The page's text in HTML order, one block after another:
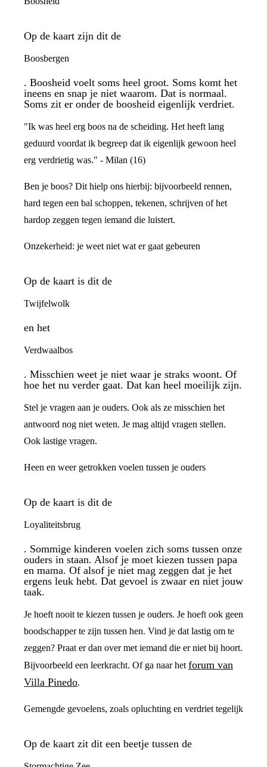
Op de kaart zijn dit de
Boosbergen
. Boosheid voelt soms heel groot. Soms komt het
ineens en snap je niet waarom. Dat is normaal.
Soms zit er onder de boosheid eigenlijk verdriet.
"Ik was heel erg boos na de scheiding. Het heeft lang
geduurd voordat ik begreep dat ik eigenlijk gewoon heel
erg verdrietig was." - Milan (16)
Ben je boos? Dit hielp ons hierbij: bijvoorbeeld rennen,
hard tegen een bal schoppen, tekenen, schrijven of het
hardop zeggen tegen iemand die luistert.
Onzekerheid: je weet niet wat er gaat gebeuren
Op de kaart is dit de
Twijfelwolk
en het
Verdwaalbos
. Misschien weet je niet waar je straks woont. Of
hoe het nu verder gaat. Dat kan heel moeilijk zijn.
Stel je vragen aan je ouders. Ook als ze misschien het
antwoord nog niet weten. Je mag altijd vragen stellen.
Ook lastige vragen.
Heen en weer getrokken voelen tussen je ouders
Op de kaart is dit de
Loyaliteitsbrug
. Sommige kinderen voelen zich soms tussen onze
ouders in staan. Alsof je moet kiezen tussen papa
en mama. Of alsof je niet mag zeggen dat je het
ergens leuk hebt. Dat gevoel is zwaar en niet jouw
taak.
Je hoeft nooit te kiezen tussen je ouders. Je hoeft ook geen
boodschapper te zijn tussen hen. Vind je dat lastig om te
zeggen? Praat er dan over met iemand die er niet bij hoort.
Bijvoorbeeld een leerkracht. Of ga naar het forum van
Villa Pinedo.
Gemengde gevoelens, zoals opluchting en verdriet tegelijk
Op de kaart zit dit een beetje tussen de